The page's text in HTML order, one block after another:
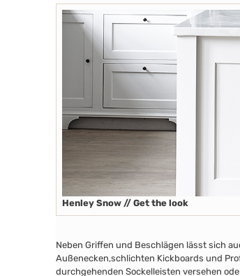
Henley Snow // Get the look
Neben Griffen und Beschlägen lässt sich
Außenecken,schlichten Kickboards und
durchgehenden Sockelleisten versehen